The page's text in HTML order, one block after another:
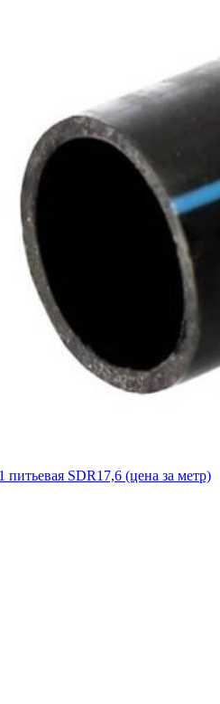
SDR17,6 (цена за метр)